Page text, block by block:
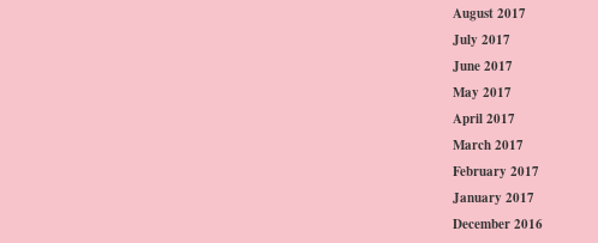
August 2017
July 2017
June 2017
May 2017
April 2017
March 2017
February 2017
January 2017
December 2016